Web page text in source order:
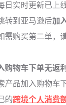
日实时更新已上
转到亚马逊后加
需购买第二单，
购物车下单无返利
产品加入购物车下
的跨境个人消费